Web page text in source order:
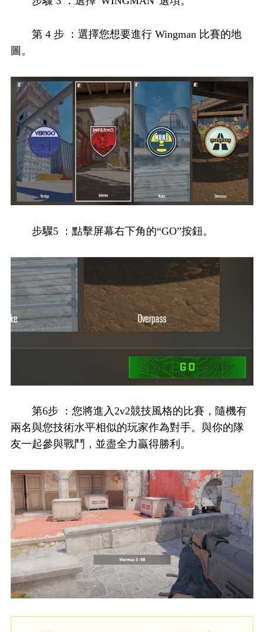
第 4 步 ：選擇您想要進行 Wingman 比賽的地
圖。
步驟5 ：點擊屏幕右下角的“GO”按鈕。
第6步 ：您將進入2v2競技風格的比賽，隨機有
兩名與您技術水平相似的玩家作為對手。與你的隊
友一起參與戰鬥，並盡全力贏得勝利。